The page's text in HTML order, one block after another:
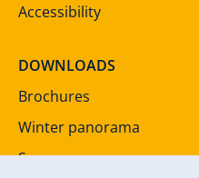
Accessibility
DOWNLOADS
Brochures
Winter panorama
Summer panorama